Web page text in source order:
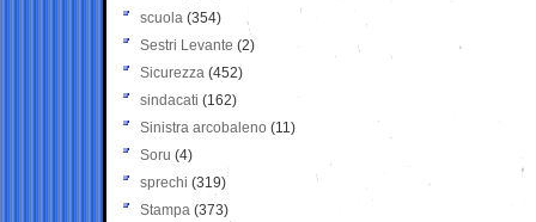
scuola (354)
Sestri Levante (2)
Sicurezza (452)
sindacati (162)
Sinistra arcobaleno (11)
Soru (4)
sprechi (319)
Stampa (373)